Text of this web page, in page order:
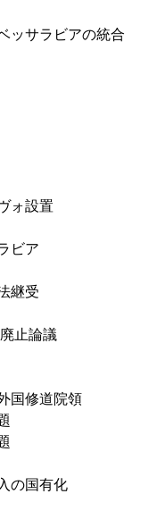
サラビアの統合
ォ設置
ビア
継受
止論議
国修道院領
の国有化